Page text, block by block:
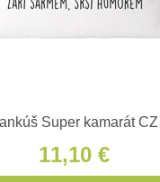
Super kamarát CZ
11,10 €